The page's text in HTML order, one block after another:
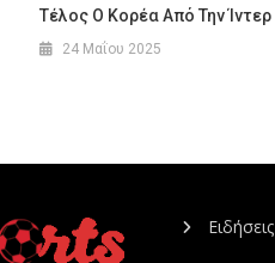
Τέλος Ο Κορέα Από Την Ίντερ
24 Μαΐου 2025
Ειδήσεις